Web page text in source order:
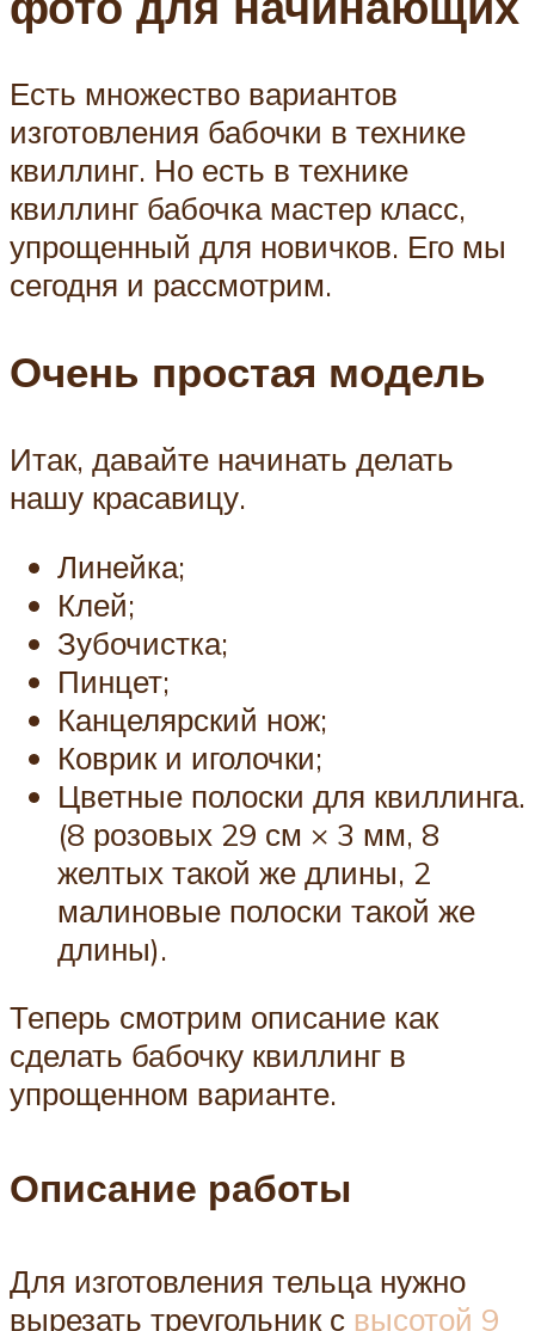
Есть множество вариантов
изготовления бабочки в технике
квиллинг. Но есть в технике
квиллинг бабочка мастер класс,
упрощенный для новичков. Его мы
сегодня и рассмотрим.
Очень простая модель
Итак, давайте начинать делать
нашу красавицу.
Линейка;
Клей;
Зубочистка;
Пинцет;
Канцелярский нож;
Коврик и иголочки;
Цветные полоски для квиллинга.
(8 розовых 29 см × 3 мм, 8
желтых такой же длины, 2
малиновые полоски такой же
длины).
Теперь смотрим описание как
сделать бабочку квиллинг в
упрощенном варианте.
Описание работы
Для изготовления тельца нужно
вырезать треугольник с высотой 9